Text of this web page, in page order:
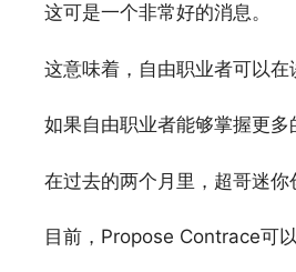
这可是一个非常好的消息。
这意味着，自由职业者可以在
如果自由职业者能够掌握更
在过去的两个月里，超哥迷你
目前，Propose Contrace可